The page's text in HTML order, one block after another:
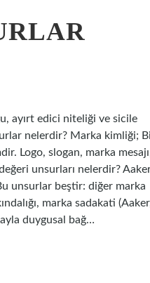
ayırt edici niteliği ve sicile
nelerdir? Marka kimliği;
Logo, slogan, marka
unsurları nelerdir?
unsurlar beştir: diğer marka
marka sadakati
duygusal bağ…